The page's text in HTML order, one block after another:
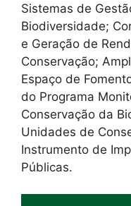
Sistemas de
Biodiversidade;
e Geração de
Conservação;
Espaço de
do Programa
Conservação da
Unidades de
Instrumento de
Públicas.